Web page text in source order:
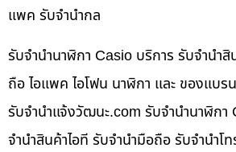
แพค รับจำนำกล
รับจำนำนาฬิกา Casio บริการ รับจำนำสิ
ถือ ไอแพค ไอโฟน นาฬิกา และ ของแบร
รับจํานําแจ้งวัฒนะ.com รับจำนำนาฬิกา
จำนำสินค้าไอที รับจำนำมือถือ รับจำนำโ